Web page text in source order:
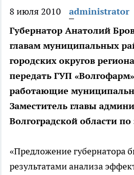
8 июля 2010
administrator
Губернатор Анатолий
главам муниципальных
городских округов
передать ГУП
работающие
Заместитель главы
Волгоградской области
«Предложение губернатора
результатами анализа